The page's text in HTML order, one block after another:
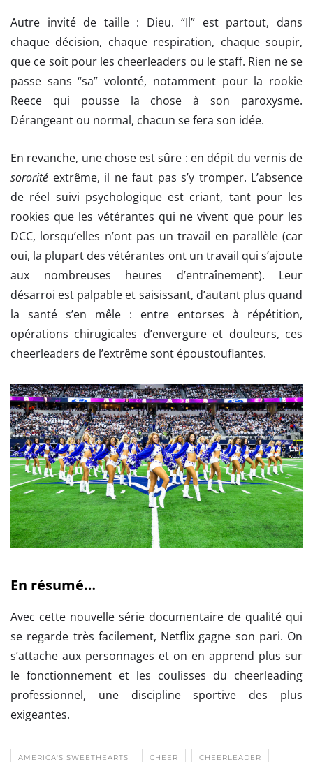
Autre invité de taille : Dieu. “Il” est partout, dans
chaque décision, chaque respiration, chaque soupir,
que ce soit pour les cheerleaders ou le staff. Rien ne se
passe sans “sa” volonté, notamment pour la rookie
Reece qui pousse la chose à son paroxysme.
Dérangeant ou normal, chacun se fera son idée.
En revanche, une chose est sûre : en dépit du vernis de
sororité extrême, il ne faut pas s’y tromper. L’absence
de réel suivi psychologique est criant, tant pour les
rookies que les vétérantes qui ne vivent que pour les
DCC, lorsqu’elles n’ont pas un travail en parallèle (car
oui, la plupart des vétérantes ont un travail qui s’ajoute
aux nombreuses heures d’entraînement). Leur
désarroi est palpable et saisissant, d’autant plus quand
la santé s’en mêle : entre entorses à répétition,
opérations chirugicales d’envergure et douleurs, ces
cheerleaders de l’extrême sont époustouflantes.
En résumé…
Avec cette nouvelle série documentaire de qualité qui
se regarde très facilement, Netflix gagne son pari. On
s’attache aux personnages et on en apprend plus sur
le fonctionnement et les coulisses du cheerleading
professionnel, une discipline sportive des plus
exigeantes.
AMERICA'S SWEETHEARTS CHEER CHEERLEADER